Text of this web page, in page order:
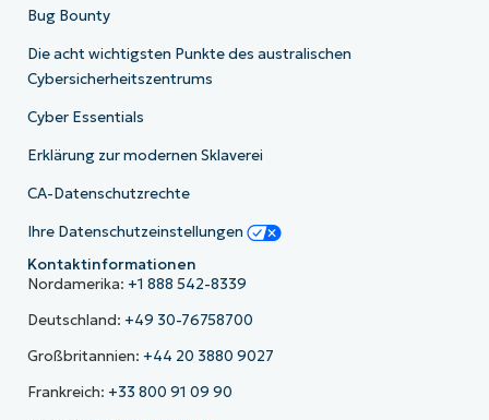
Bug Bounty
Die acht wichtigsten Punkte des australischen
Cybersicherheitszentrums
Cyber Essentials
Erklärung zur modernen Sklaverei
CA-Datenschutzrechte
Ihre Datenschutzeinstellungen
Kontaktinformationen
Nordamerika: +1 888 542-8339
Deutschland: +49 30-76758700
Großbritannien: +44 20 3880 9027
Frankreich: +33 800 91 09 90